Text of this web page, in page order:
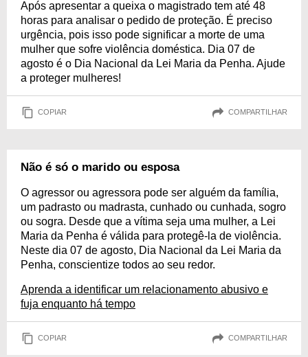
Após apresentar a queixa o magistrado tem até 48
horas para analisar o pedido de proteção. É preciso
urgência, pois isso pode significar a morte de uma
mulher que sofre violência doméstica. Dia 07 de
agosto é o Dia Nacional da Lei Maria da Penha. Ajude
a proteger mulheres!
COPIAR COMPARTILHAR
Não é só o marido ou esposa
O agressor ou agressora pode ser alguém da família,
um padrasto ou madrasta, cunhado ou cunhada, sogro
ou sogra. Desde que a vítima seja uma mulher, a Lei
Maria da Penha é válida para protegê-la de violência.
Neste dia 07 de agosto, Dia Nacional da Lei Maria da
Penha, conscientize todos ao seu redor.
Aprenda a identificar um relacionamento abusivo e
fuja enquanto há tempo
COPIAR COMPARTILHAR